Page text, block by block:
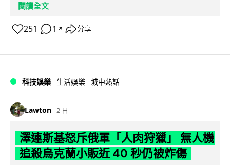
閱讀全文
251 1 ↗ 分享
科技娛樂 生活娛樂 城中熱話
Lawton 2 日
澤連斯基怒斥俄軍「人肉狩獵」 無人機
追殺烏克蘭小販近 40 秒仍被炸傷